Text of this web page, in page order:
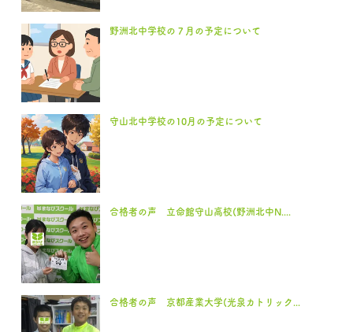
野洲北中学校の７月の予定について
守山北中学校の10月の予定について
合格者の声 立命館守山高校(野洲北中N....
合格者の声 京都産業大学(光泉カトリック...